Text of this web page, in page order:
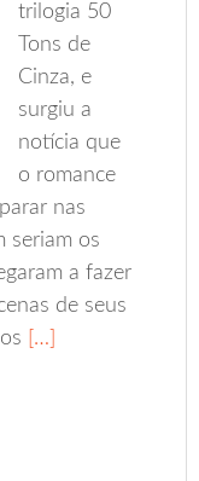
trilogia 50
Tons de
Cinza, e
surgiu a
notícia que
o romance
nas
seriam os
a fazer
de seus
[…]